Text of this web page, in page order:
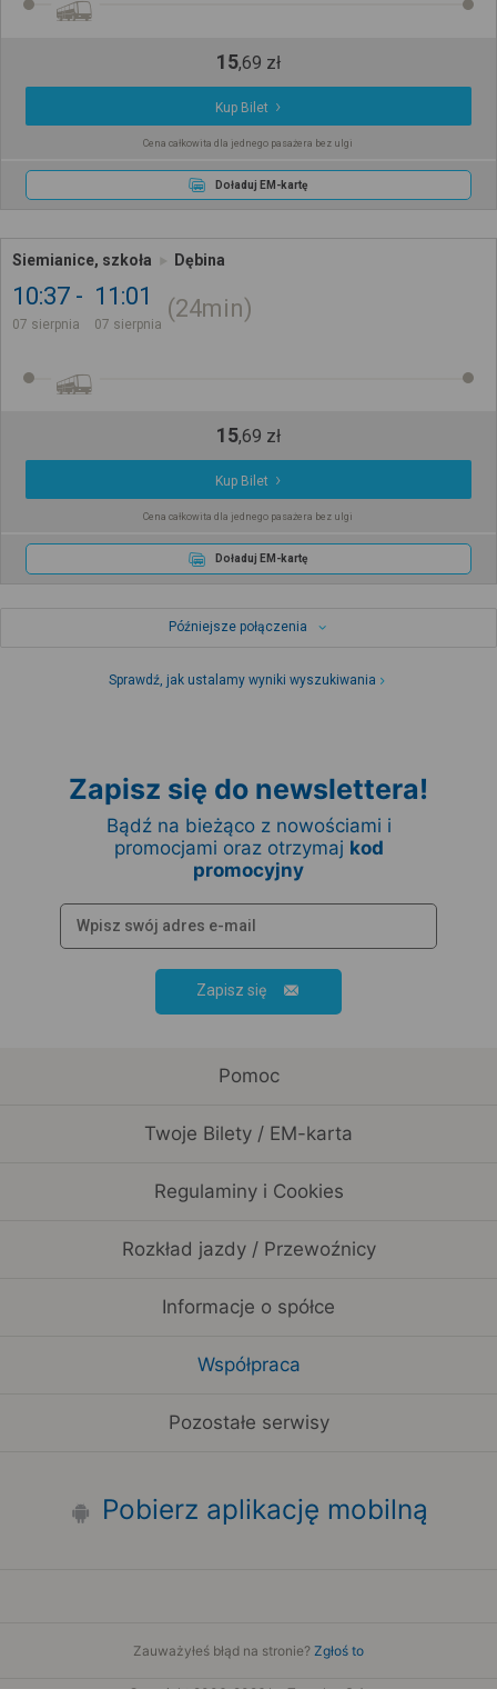
15,69 zł
Kup Bilet
Cena całkowita dla jednego pasażera bez ulgi
Doładuj EM-kartę
Siemianice, szkoła Dębina
10:37
07 sierpnia
11:01
07 sierpnia
24min
15,69 zł
Kup Bilet
Cena całkowita dla jednego pasażera bez ulgi
Doładuj EM-kartę
Późniejsze połączenia
Sprawdź, jak ustalamy wyniki wyszukiwania
Zapisz się do newslettera!
Bądź na bieżąco z nowościami i
promocjami oraz otrzymaj kod
promocyjny
Zapisz się
Pomoc
Twoje Bilety / EM-karta
Regulaminy i Cookies
Rozkład jazdy / Przewoźnicy
Informacje o spółce
Współpraca
Pozostałe serwisy
Pobierz aplikację mobilną
Zauważyłeś błąd na stronie? Zgłoś to
Copyright 2006-2026 by Teroplan S.A.